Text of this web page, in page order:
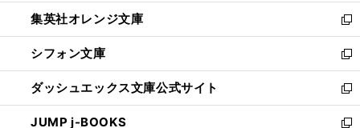
く
で
開
く
ン
ド
ウ
で
開
く
し
い
ウ
ィ
ン
ド
ウ
で
集英社オレンジ文庫
新
し
い
ウ
ィ
ン
ド
シフォン文庫
新
し
い
ウ
ィ
ダッシュエックス文庫公式サイト
新
し
い
JUMP j-BOOKS